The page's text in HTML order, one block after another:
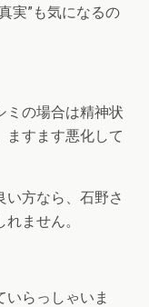
実”も気になるの
ミの場合は精神状
ますます悪化して
い方なら、石野さ
ません。
いらっしゃいま